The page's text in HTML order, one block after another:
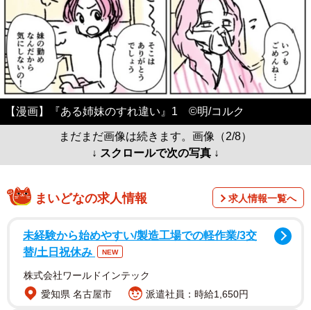
【漫画】『ある姉妹のすれ違い』1 ©️明/コルク
まだまだ画像は続きます。画像（2/8）
↓ スクロールで次の写真 ↓
まいどなの求人情報 求人情報一覧へ
未経験から始めやすい/製造工場での軽作業/3交
替/土日祝休み
NEW
株式会社ワールドインテック
愛知県 名古屋市
派遣社員：時給1,650円